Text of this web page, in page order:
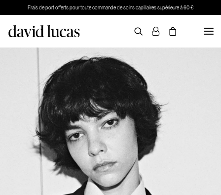
Frais de port offerts pour toute commande de soins capillaires supérieure à 60 €
PRENDRE RDV